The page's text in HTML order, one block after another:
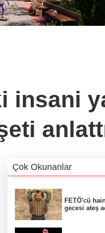
insani
Çok Okunanlar
FETÖ'cü
gecesi ateş